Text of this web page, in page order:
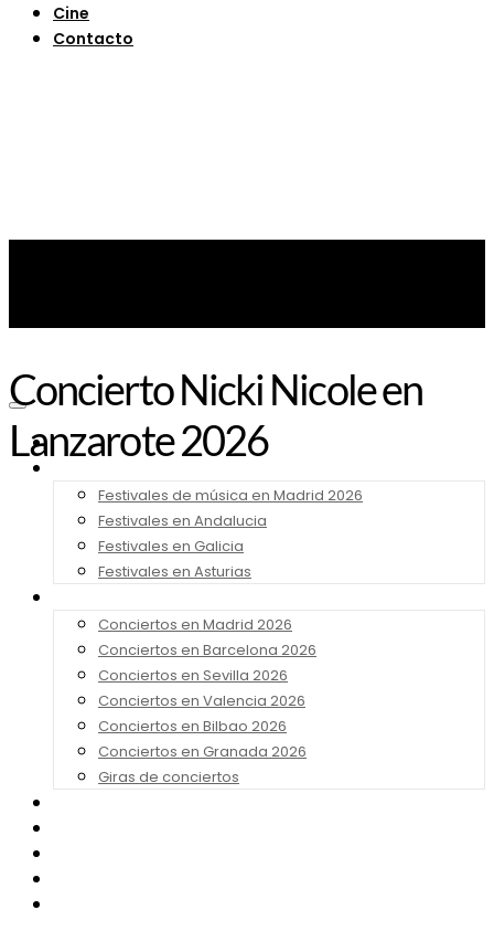
Cine
Contacto
Noticias
Festivales de música en Madrid 2026
Festivales en Andalucia
Festivales en Galicia
Festivales en Asturias
Conciertos en Madrid 2026
Conciertos en Barcelona 2026
Conciertos en Sevilla 2026
Conciertos en Valencia 2026
Conciertos en Bilbao 2026
Conciertos en Granada 2026
Giras de conciertos
Concierto Nicki Nicole en
Lanzarote 2026